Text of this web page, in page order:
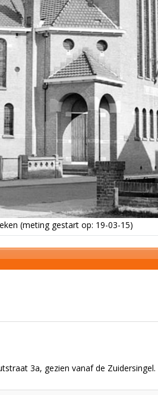
(meting gestart op: 19-03-15)
3a, gezien vanaf de